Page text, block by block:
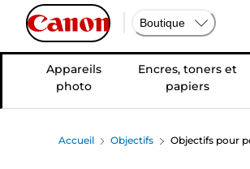
Boutique
Appareils
photo
Encres, toners et
papiers
Accueil Objectifs Objectifs pour